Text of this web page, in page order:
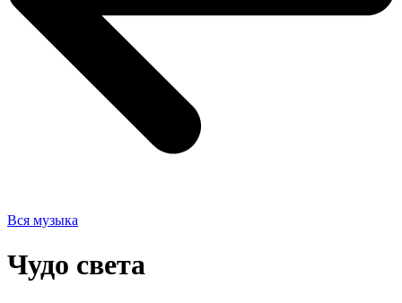
Вся музыка
Чудо света